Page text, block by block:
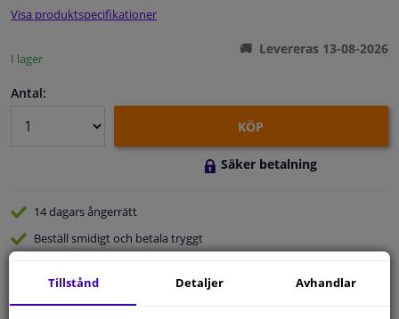
Sensorer & Elsystem
Visa produktspecifikationer
I lager
Levereras 13-08-2026
Antal:
KÖP
Säker betalning
14 dagarsångerrätt
Beställ smidigt och betala tryggt
ExpertKundservice
Tillstånd Detaljer Avhandlar